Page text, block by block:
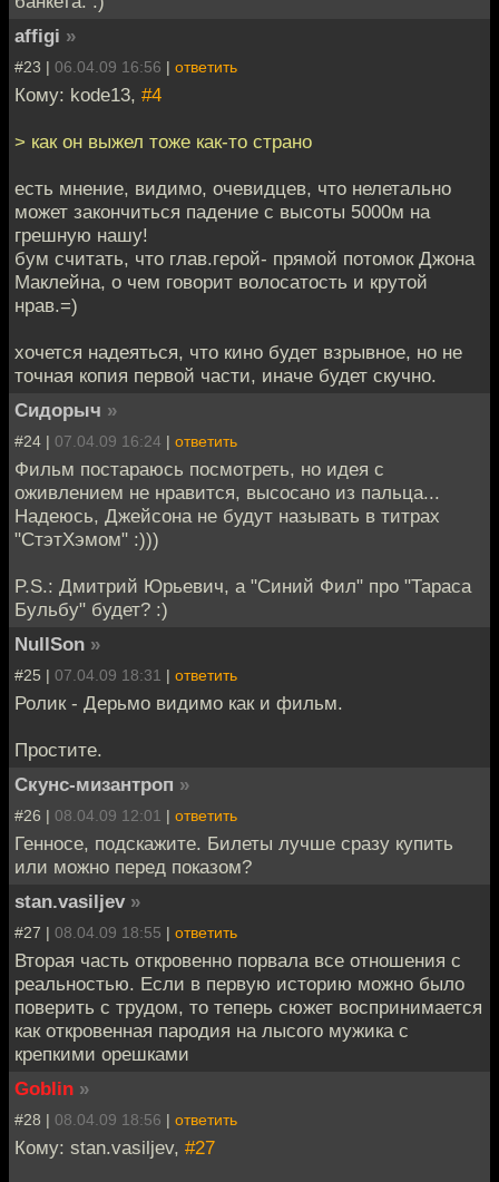
affigi »
#23 | 06.04.09 16:56 | ответить
Кому: kode13, #4
> как он выжел тоже как-то страно
есть мнение, видимо, очевидцев, что нелетально
может закончиться падение с высоты 5000м на
грешную нашу!
бум считать, что глав.герой- прямой потомок Джона
Маклейна, о чем говорит волосатость и крутой
нрав.=)
хочется надеяться, что кино будет взрывное, но не
точная копия первой части, иначе будет скучно.
Сидорыч »
#24 | 07.04.09 16:24 | ответить
Фильм постараюсь посмотреть, но идея с
оживлением не нравится, высосано из пальца...
Надеюсь, Джейсона не будут называть в титрах
"СтэтХэмом" :)))
P.S.: Дмитрий Юрьевич, а "Синий Фил" про "Тараса
Бульбу" будет? :)
NullSon »
#25 | 07.04.09 18:31 | ответить
Ролик - Дерьмо видимо как и фильм.
Простите.
Скунс-мизантроп »
#26 | 08.04.09 12:01 | ответить
Генносе, подскажите. Билеты лучше сразу купить
или можно перед показом?
stan.vasiljev »
#27 | 08.04.09 18:55 | ответить
Вторая часть откровенно порвала все отношения с
реальностью. Если в первую историю можно было
поверить с трудом, то теперь сюжет воспринимается
как откровенная пародия на лысого мужика с
крепкими орешками
Goblin »
#28 | 08.04.09 18:56 | ответить
Кому: stan.vasiljev, #27